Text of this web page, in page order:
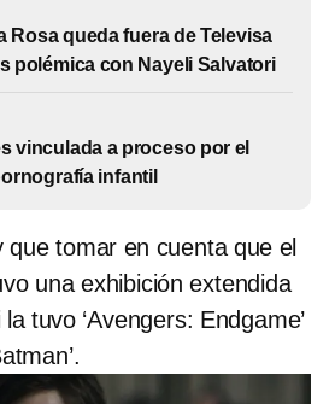
Rosa queda fuera de Televisa
polémica con Nayeli Salvatori
vinculada a proceso por el
infantil
que tomar en cuenta que el
una exhibición extendida
tuvo ‘Avengers: Endgame’